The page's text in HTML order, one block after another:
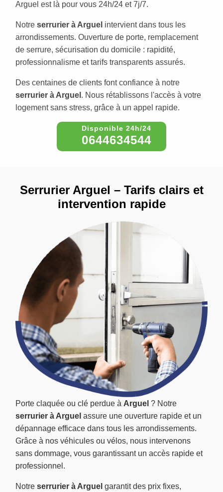
Arguel est là pour vous 24h/24 et 7j/7.
Notre serrurier à Arguel intervient dans tous les
arrondissements. Ouverture de porte, remplacement
de serrure, sécurisation du domicile : rapidité,
professionnalisme et tarifs transparents assurés.
Des centaines de clients font confiance à notre
serrurier à Arguel . Nous rétablissons l'accès à votre
logement sans stress, grâce à un appel rapide.
0644634544
Porte claquée ou clé perdue à Arguel ? Notre
serrurier à Arguel assure une ouverture rapide et un
dépannage efficace dans tous les arrondissements.
Grâce à nos véhicules ou vélos, nous intervenons
sans dommage, vous garantissant un accès rapide et
professionnel.
Notre serrurier à Arguel garantit des prix fixes,
Serrurier Arguel – Tarifs clairs et
intervention rapide